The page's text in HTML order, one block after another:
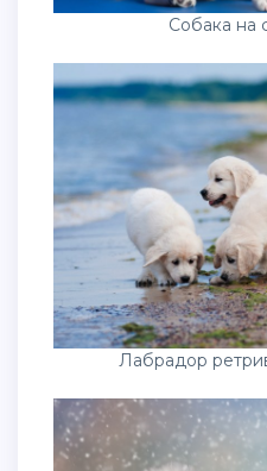
Собака на
Лабрадор